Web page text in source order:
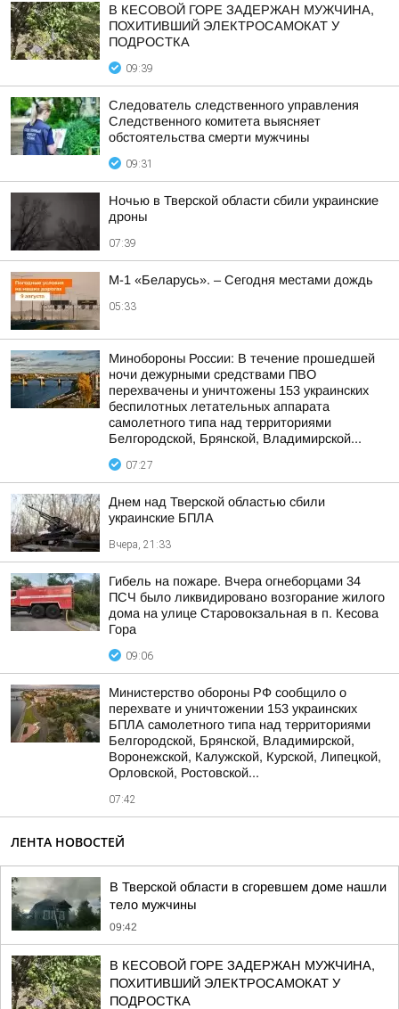
В КЕСОВОЙ ГОРЕ ЗАДЕРЖАН МУЖЧИНА,
ПОХИТИВШИЙ ЭЛЕКТРОСАМОКАТ У
ПОДРОСТКА
09:39
Следователь следственного управления
Следственного комитета выясняет
обстоятельства смерти мужчины
09:31
Ночью в Тверской области сбили украинские
дроны
07:39
М-1 «Беларусь». – Сегодня местами дождь
05:33
Минобороны России: В течение прошедшей
ночи дежурными средствами ПВО
перехвачены и уничтожены 153 украинских
беспилотных летательных аппарата
самолетного типа над территориями
Белгородской, Брянской, Владимирской...
07:27
Днем над Тверской областью сбили
украинские БПЛА
Вчера, 21:33
Гибель на пожаре. Вчера огнеборцами 34
ПСЧ было ликвидировано возгорание жилого
дома на улице Старовокзальная в п. Кесова
Гора
09:06
Министерство обороны РФ сообщило о
перехвате и уничтожении 153 украинских
БПЛА самолетного типа над территориями
Белгородской, Брянской, Владимирской,
Воронежской, Калужской, Курской, Липецкой,
Орловской, Ростовской...
07:42
ЛЕНТА НОВОСТЕЙ
В Тверской области в сгоревшем доме нашли
тело мужчины
09:42
В КЕСОВОЙ ГОРЕ ЗАДЕРЖАН МУЖЧИНА,
ПОХИТИВШИЙ ЭЛЕКТРОСАМОКАТ У
ПОДРОСТКА